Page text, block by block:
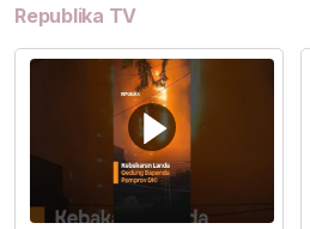
Republika TV